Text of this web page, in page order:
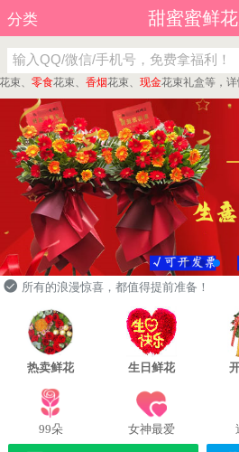
分类 甜蜜蜜鲜
零食 花束、香烟 花束、现金 花束礼盒等，详情
所有的浪漫惊喜，都值得提前准备！
热卖鲜花 生日鲜花
99朵 女神最爱